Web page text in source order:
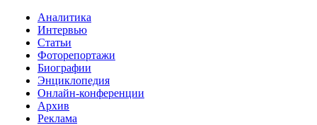
Аналитика
Интервью
Статьи
Фоторепортажи
Биографии
Энциклопедия
Онлайн-конференции
Архив
Реклама